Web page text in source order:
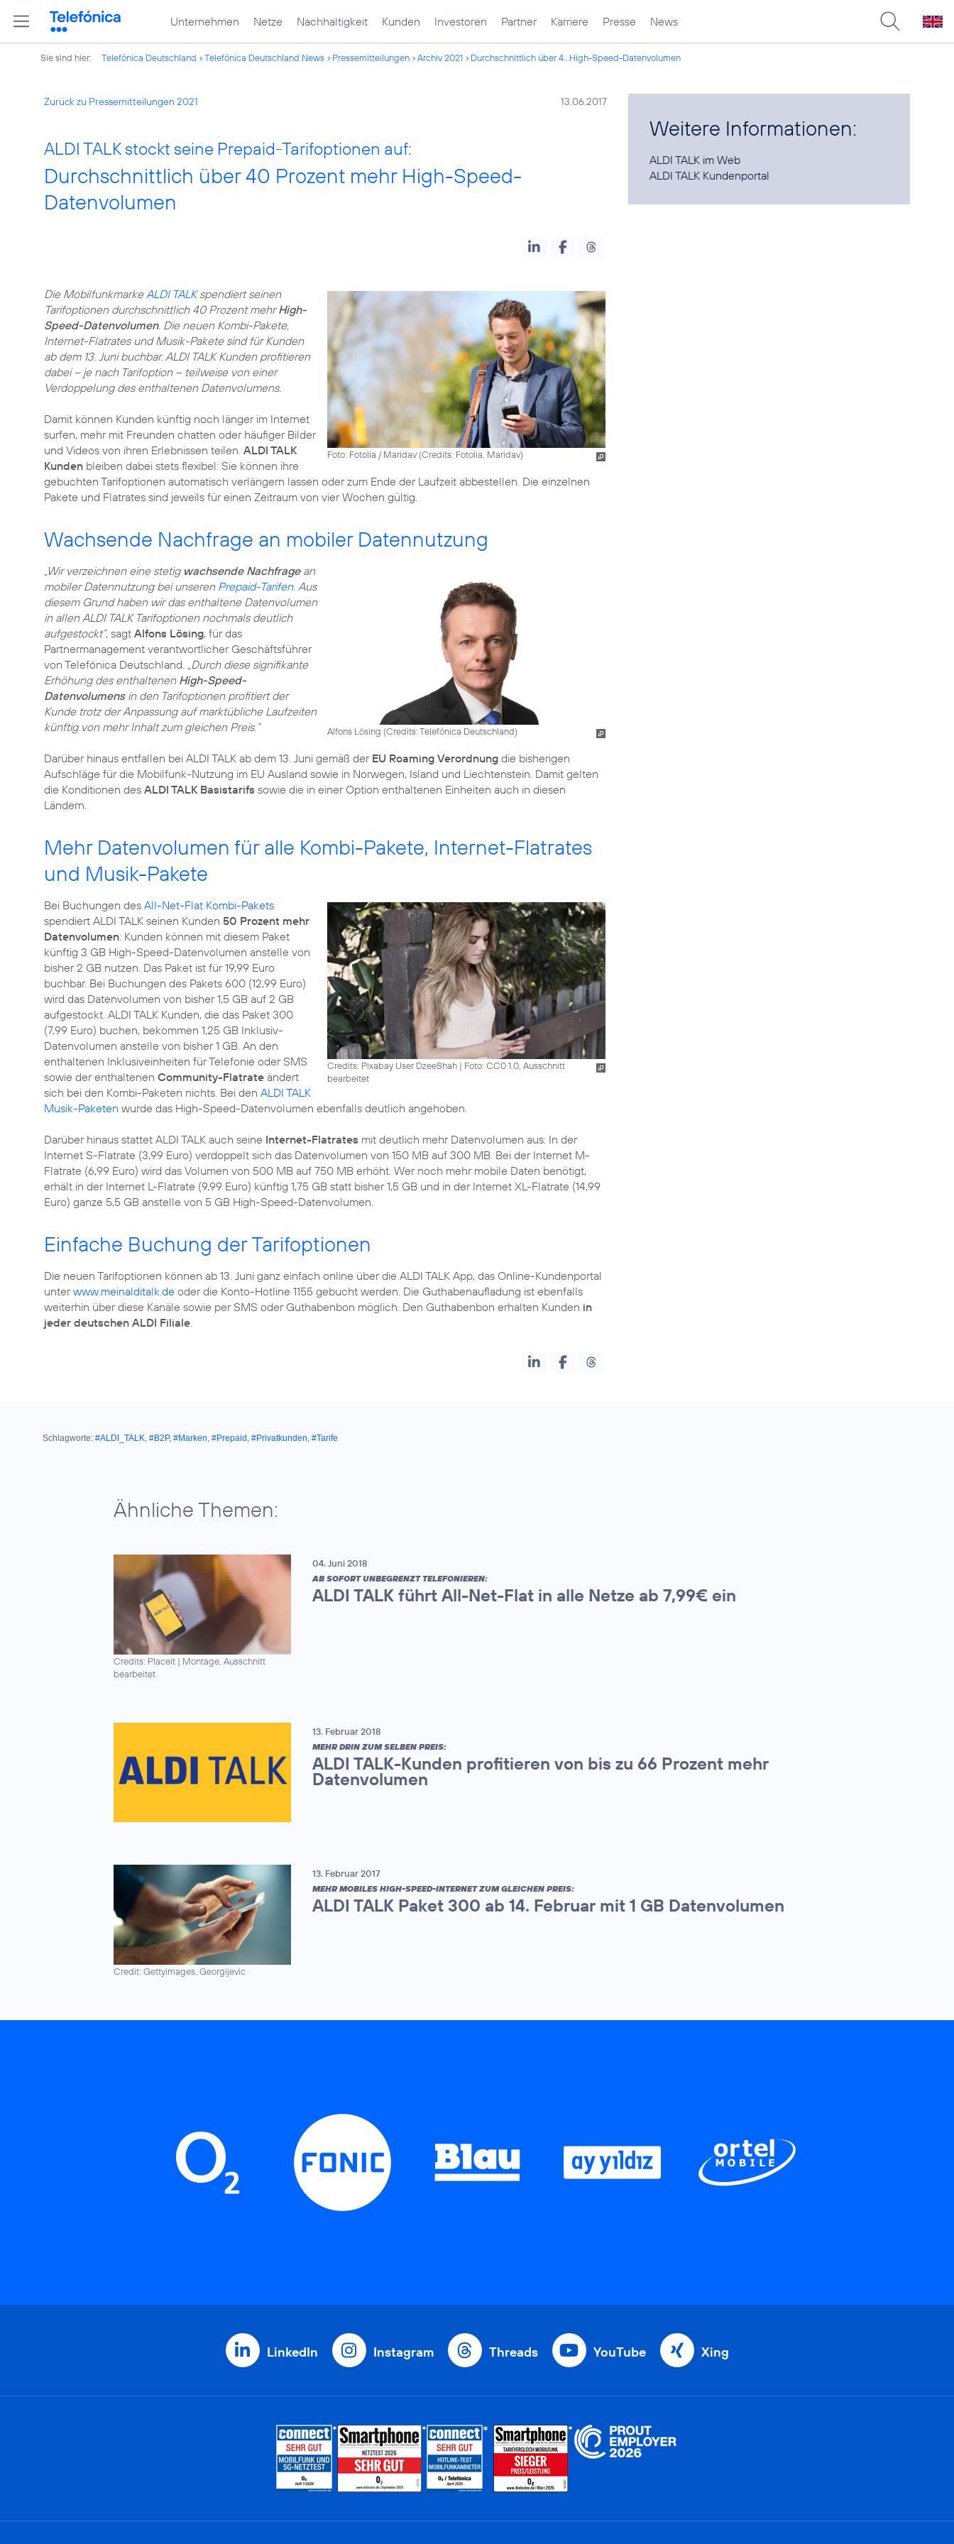
Unternehmen Netze Nachhaltigkeit Kunden Investoren Partner Karriere Presse News
Sie sind hier: Telefónica Deutschland Telefónica Deutschland News Pressemitteilungen Archiv 2021 Durchschnittlich über 4...High-Speed-Datenvolumen
Zurück zu Pressemitteilungen 2021 13.06.2017
ALDI TALK stockt seine Prepaid-Tarifoptionen auf:
Durchschnittlich über 40 Prozent mehr High-Speed-
Datenvolumen
Foto: Fotolia / Maridav (Credits: Fotolia, Maridav)
Die MobilfunkmarkeALDI TALKspendiert seinen
Tarifoptionen durchschnittlich 40 Prozent mehrHigh-
Speed-Datenvolumen. Die neuen Kombi-Pakete,
Internet-Flatrates und Musik-Pakete sind für Kunden
ab dem 13. Juni buchbar. ALDI TALK Kunden profitieren
dabei – je nach Tarifoption – teilweise von einer
Verdoppelung des enthaltenen Datenvolumens.
Damit können Kunden künftig noch länger im Internet
surfen, mehr mit Freunden chatten oder häufiger Bilder
und Videos von ihren Erlebnissen teilen. ALDI TALK
Kunden bleiben dabei stets flexibel: Sie können ihre
gebuchten Tarifoptionen automatisch verlängern lassen oder zum Ende der Laufzeit abbestellen. Die einzelnen
Pakete und Flatrates sind jeweils für einen Zeitraum von vier Wochen gültig.
Wachsende Nachfrage an mobiler Datennutzung
Alfons Lösing (Credits: Telefónica Deutschland)
„Wir verzeichnen eine stetig wachsende Nachfragean
mobiler Datennutzung bei unseren Prepaid-Tarifen. Aus
diesem Grund haben wir das enthaltene Datenvolumen
in allen ALDI TALK Tarifoptionen nochmals deutlich
aufgestockt“, sagt Alfons Lösing, für das
Partnermanagement verantwortlicher Geschäftsführer
von Telefónica Deutschland. „Durch diese signifikante
Erhöhung des enthaltenen High-Speed-
Datenvolumensin den Tarifoptionen profitiert der
Kunde trotz der Anpassung auf marktübliche Laufzeiten
künftig von mehr Inhalt zum gleichen Preis.“
Darüber hinaus entfallen bei ALDI TALK ab dem 13. Juni gemäß der EU Roaming Verordnung die bisherigen
Aufschläge für die Mobilfunk-Nutzung im EU Ausland sowie in Norwegen, Island und Liechtenstein. Damit gelten
die Konditionen des ALDI TALK Basistarifs sowie die in einer Option enthaltenen Einheiten auch in diesen
Ländern.
Mehr Datenvolumen für alle Kombi-Pakete, Internet-Flatrates
und Musik-Pakete
Credits: Pixabay User DzeeShah| Foto: CC0 1.0, Ausschnitt
bearbeitet
Bei Buchungen des All-Net-Flat Kombi-Pakets
spendiert ALDI TALK seinen Kunden 50 Prozent mehr
Datenvolumen: Kunden können mit diesem Paket
künftig 3 GB High-Speed-Datenvolumen anstelle von
bisher 2 GB nutzen. Das Paket ist für 19,99 Euro
buchbar. Bei Buchungen des Pakets 600 (12,99 Euro)
wird das Datenvolumen von bisher 1,5 GB auf 2 GB
aufgestockt. ALDI TALK Kunden, die das Paket 300
(7,99 Euro) buchen, bekommen 1,25 GB Inklusiv-
Datenvolumen anstelle von bisher 1 GB. An den
enthaltenen Inklusiveinheiten für Telefonie oder SMS
sowie der enthaltenen Community-Flatrate ändert
sich bei den Kombi-Paketen nichts. Bei den ALDI TALK
Musik-Paketen wurde das High-Speed-Datenvolumen ebenfalls deutlich angehoben.
Darüber hinaus stattet ALDI TALK auch seine Internet-Flatrates mit deutlich mehr Datenvolumen aus: In der
Internet S-Flatrate (3,99 Euro) verdoppelt sich das Datenvolumen von 150 MB auf 300 MB. Bei der Internet M-
Flatrate (6,99 Euro) wird das Volumen von 500 MB auf 750 MB erhöht. Wer noch mehr mobile Daten benötigt,
erhält in der Internet L-Flatrate (9,99 Euro) künftig 1,75 GB statt bisher 1,5 GB und in der Internet XL-Flatrate (14,99
Euro) ganze 5,5 GB anstelle von 5 GB High-Speed-Datenvolumen.
Einfache Buchung der Tarifoptionen
Die neuen Tarifoptionen können ab 13. Juni ganz einfach online über die ALDI TALK App, das Online-Kundenportal
unterwww.meinalditalk.de oder die Konto-Hotline 1155 gebucht werden. Die Guthabenaufladung ist ebenfalls
weiterhin über diese Kanäle sowie per SMS oder Guthabenbon möglich. Den Guthabenbon erhalten Kunden in
jeder deutschen ALDI Filiale.
Weitere Informationen:
ALDI TALK imWeb
ALDI TALK Kundenportal
Schlagworte: #ALDI_TALK, #B2P, #Marken, #Prepaid , #Privatkunden, #Tarife
Ähnliche Themen:
Credits: Placeit | Montage, Ausschnitt
bearbeitet
04. Juni 2018
AB SOFORT UNBEGRENZT TELEFONIEREN:
ALDI TALK führt All-Net-Flat in alle Netze ab 7,99€ ein
13. Februar 2018
MEHR DRIN ZUM SELBEN PREIS:
ALDI TALK-Kunden profitieren von bis zu 66 Prozent mehr
Datenvolumen
Credit: Gettyimages, Georgijevic
13. Februar 2017
MEHR MOBILES HIGH-SPEED-INTERNET ZUM GLEICHEN PREIS:
ALDI TALK Paket 300 ab 14. Februar mit 1 GB Datenvolumen
LinkedIn Instagram Threads YouTube Xing